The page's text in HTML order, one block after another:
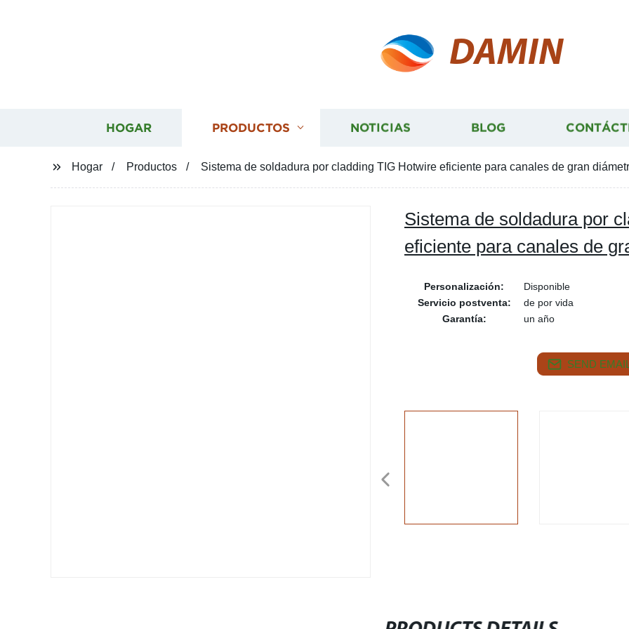
DAMIN
HOGAR PRODUCTOS NOTICIAS BLOG
Hogar Productos Sistema de soldadura por cladding TIG Hotwire eficiente para canales de gran
Sistema de soldadura por
eficiente para canales de
Personalización:
Disponible
Servicio postventa:
de por vida
Garantía:
un año
SEND